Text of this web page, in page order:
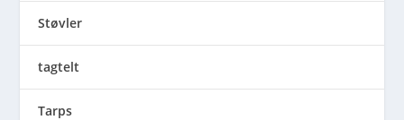
Støvler
tagtelt
Tarps